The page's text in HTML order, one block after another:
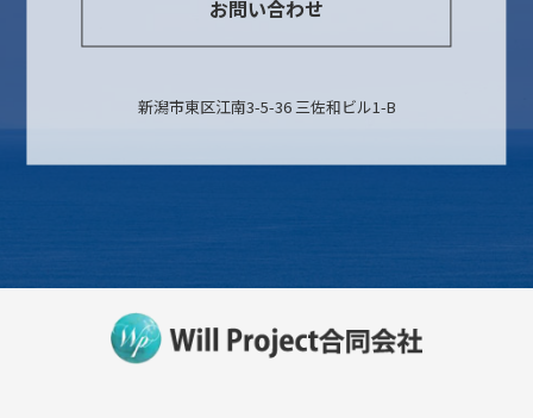
お問い合わせ
新潟市東区江南3-5-36 三佐和ビル1-B